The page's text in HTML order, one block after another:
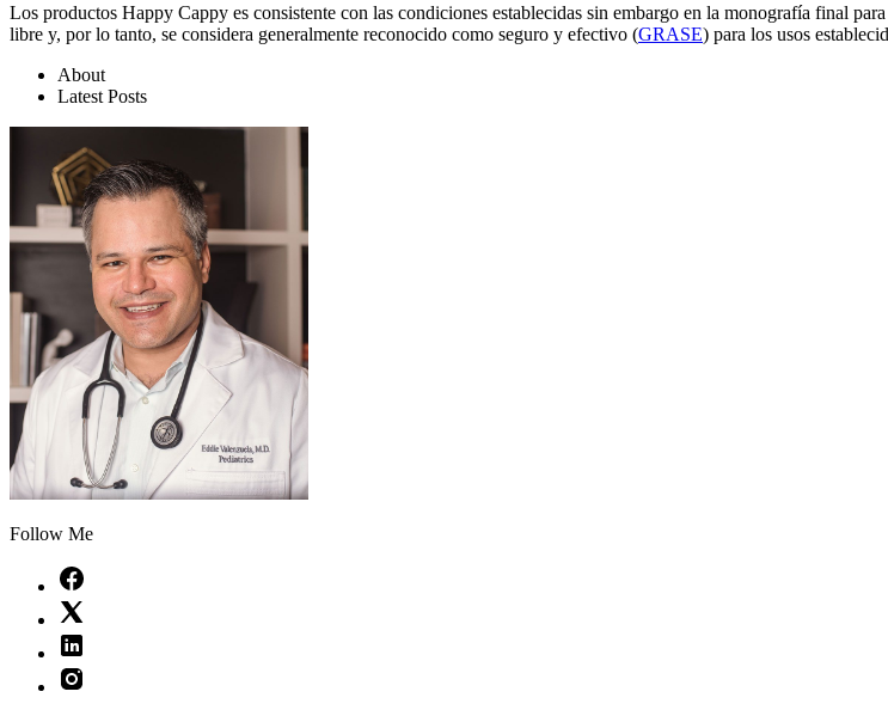
Los productos Happy Cappy es consistente con las condiciones establecidas sin embargo en la monografía final
libre y, por lo tanto, se considera generalmente reconocido como seguro y efectivo (GRASE) para los usos
About
Latest Posts
Follow Me